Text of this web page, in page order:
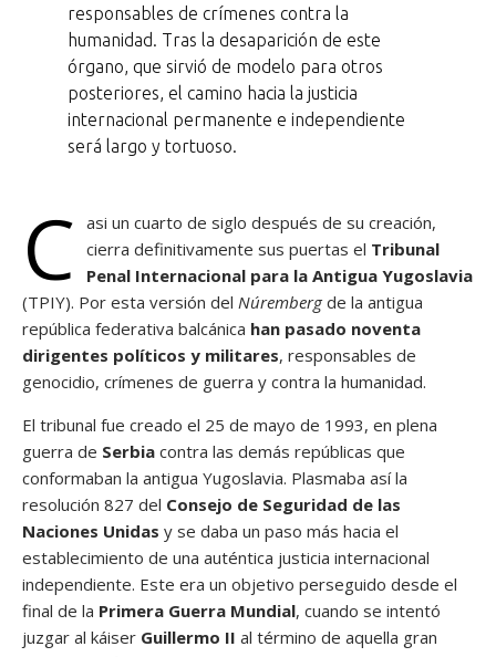
responsables de crímenes contra la
humanidad. Tras la desaparición de este
órgano, que sirvió de modelo para otros
posteriores, el camino hacia la justicia
internacional permanente e independiente
será largo y tortuoso.
C asi un cuarto de siglo después de su creación,
cierra definitivamente sus puertas el Tribunal
Penal Internacional para la Antigua Yugoslavia
(TPIY). Por esta versión del Núrembergde la antigua
república federativa balcánica han pasado noventa
dirigentes políticos y militares, responsables de
genocidio, crímenes de guerra y contra la humanidad.
El tribunal fue creado el 25 de mayo de 1993, en plena
guerra de Serbia contra las demás repúblicas que
conformaban la antigua Yugoslavia. Plasmaba así la
resolución 827 del Consejo de Seguridad de las
Naciones Unidas y se daba un paso más hacia el
establecimiento de una auténtica justicia internacional
independiente. Este era un objetivo perseguido desde el
final de la Primera Guerra Mundial, cuando se intentó
juzgar al káiser Guillermo II al término de aquella gran